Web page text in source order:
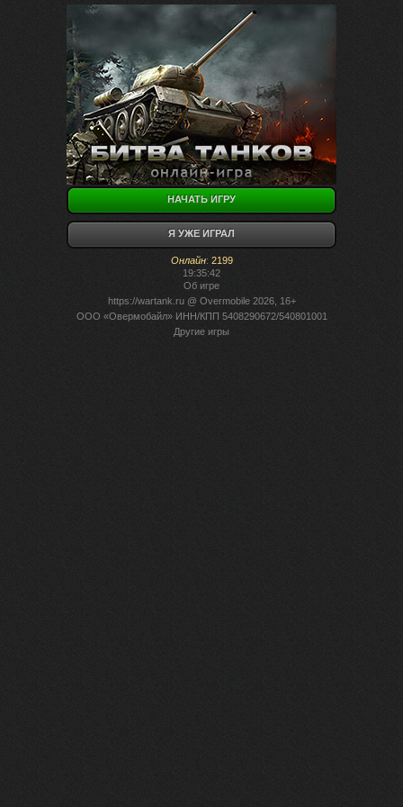
НАЧАТЬ ИГРУ
Я УЖЕ ИГРАЛ
Онлайн: 2199
19:35:42
Об игре
https://wartank.ru@ Overmobile 2026, 16+
ООО «Овермобайл» ИНН/КПП 5408290672/540801001
Другие игры